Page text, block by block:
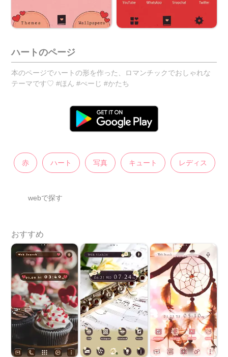
ハートのページ
本のページでハートの形を作った、ロマンチックでおしゃれな
テーマです♡ #ほん #ぺーじ #かたち
赤 ハート 写真 キュート レディス
webで探す
おすすめ